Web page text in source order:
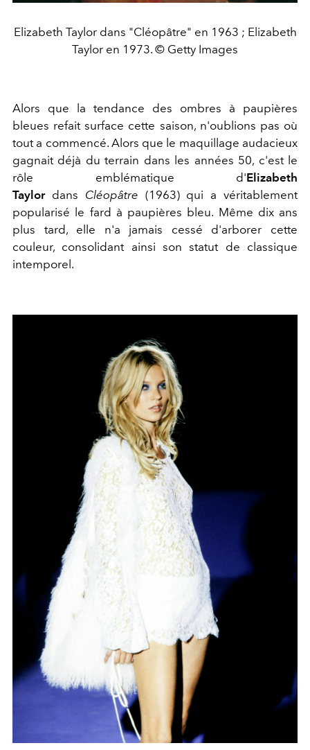
Elizabeth Taylor dans "Cléopâtre" en 1963 ; Elizabeth
Taylor en 1973. © Getty Images
Alors que la tendance des ombres à paupières
bleues refait surface cette saison, n'oublions pas où
tout a commencé. Alors que le maquillage audacieux
gagnait déjà du terrain dans les années 50, c'est le
rôle emblématique d'Elizabeth
Taylor dans Cléopâtre (1963) qui a véritablement
popularisé le fard à paupières bleu. Même dix ans
plus tard, elle n'a jamais cessé d'arborer cette
couleur, consolidant ainsi son statut de classique
intemporel.